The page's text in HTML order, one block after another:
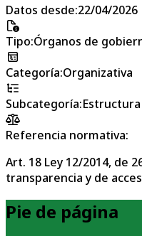
Datos desde:22/04/2026
Tipo:Órganos de
Categoría:Organizativa
Subcategoría:
Referencia normativa:
Art. 18 Ley 12/2014, de
transparencia y de
Pie de página